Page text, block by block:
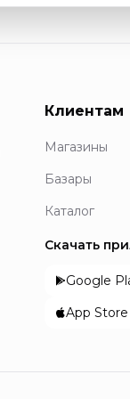
Клиентам
Магазины
Базары
Каталог
Скачать
Google
App Store